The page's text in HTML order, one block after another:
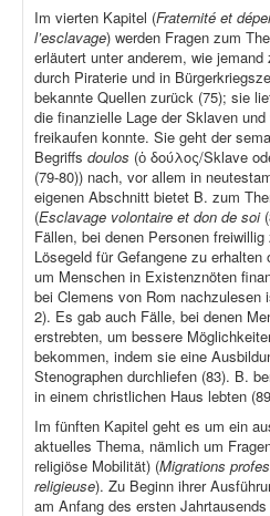
Im vierten Kapitel (Fraternité et
l’esclavage) werden Fragen zum
erläutert unter anderem, wie
durch Piraterie und in
bekannte Quellen zurück (75); sie
die finanzielle Lage der Sklaven
freikaufen konnte. Sie geht der
Begriffs doulos (ὁ δούλος/Sklave
(79-80)) nach, vor allem in
eigenen Abschnitt bietet B. zum
(Esclavage volontaire et don de soi
Fällen, bei denen Personen
Lösegeld für Gefangene zu
um Menschen in Existenznöten
bei Clemens von Rom nachzulesen
2). Es gab auch Fälle, bei denen
erstrebten, um bessere
bekommen, indem sie eine
Stenographen durchliefen (83). B.
in einem christlichen Haus lebten
Im fünften Kapitel geht es um ein
aktuelles Thema, nämlich um
religiöse Mobilität) (Migrations
religieuse). Zu Beginn ihrer
am Anfang des ersten